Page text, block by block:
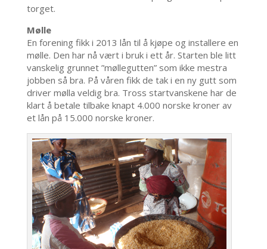
torget.
Mølle
En forening fikk i 2013 lån til å kjøpe og installere en
mølle. Den har nå vært i bruk i ett år. Starten ble litt
vanskelig grunnet ”møllegutten” som ikke mestra
jobben så bra. På våren fikk de tak i en ny gutt som
driver mølla veldig bra. Tross startvanskene har de
klart å betale tilbake knapt 4.000 norske kroner av
et lån på 15.000 norske kroner.